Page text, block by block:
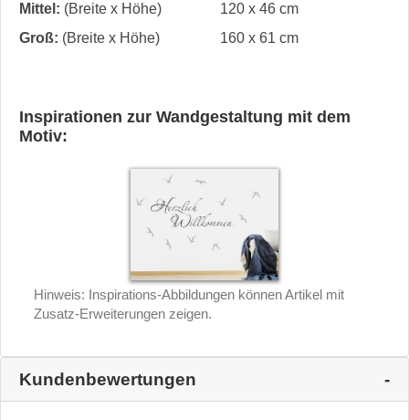
Mittel: (Breite x Höhe)
120 x 46 cm
Groß: (Breite x Höhe) 160 x 61 cm
Inspirationen zur Wandgestaltung mit dem
Motiv:
Hinweis: Inspirations-Abbildungen können Artikel mit
Zusatz-Erweiterungen zeigen.
Kundenbewertungen